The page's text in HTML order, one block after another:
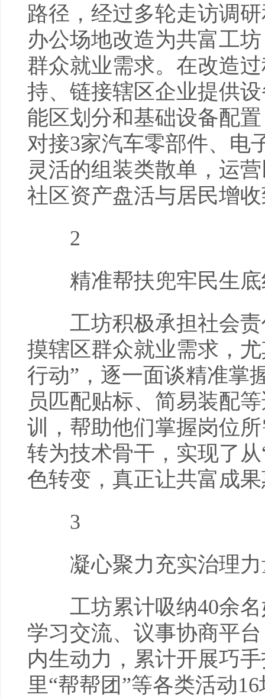
路径，经过多轮走访调
办公场地改造为共富工
群众就业需求。在改造
持、链接辖区企业提供
能区划分和基础设备配
对接3家汽车零部件、电
灵活的组装类散单，运
社区资产盘活与居民增
2
精准帮扶兜牢民生底
工坊积极承担社会责
摸辖区群众就业需求，
行动”，逐一面谈精准掌
员匹配贴标、简易装配
训，帮助他们掌握岗位
转为技术骨干，实现了
色转变，真正让共富成
3
凝心聚力充实治理力
工坊累计吸纳40余名
学习交流、议事协商平
内生动力，累计开展巧
里“帮帮团”等各类活动